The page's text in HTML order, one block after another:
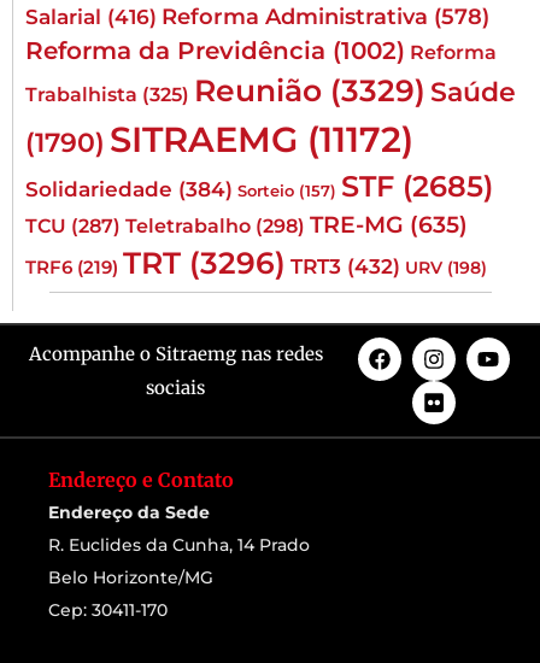
Salarial (416) Reforma Administrativa (578)
Reforma da Previdência (1002) Reforma
Trabalhista (325) Reunião (3329) Saúde
(1790) SITRAEMG (11172)
Solidariedade (384) Sorteio (157) STF (2685)
TCU (287) Teletrabalho (298) TRE-MG (635)
TRF6 (219) TRT (3296) TRT3 (432) URV (198)
Acompanhe o Sitraemg nas redes
sociais
Endereço e Contato
Endereço da Sede
R. Euclides da Cunha, 14 Prado
Belo Horizonte/MG
Cep: 30411-170